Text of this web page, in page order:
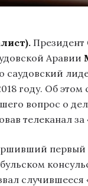
Аравии
саудовский
году. Об этом
вопрос о
телеканал за
первый